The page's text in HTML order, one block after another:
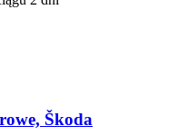
Škoda